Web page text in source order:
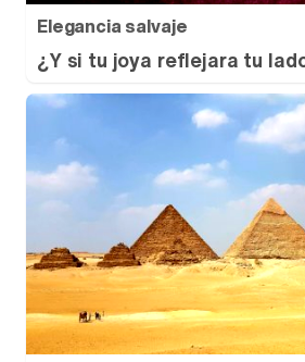
Elegancia salvaje
¿Y si tu joya reflejara tu